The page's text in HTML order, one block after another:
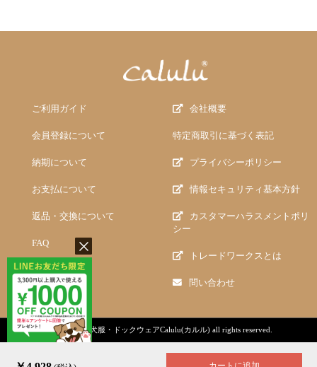
ご利用ガイド
会員登録について
納期について
お支払について
返品・交換について
FAQ
会社概要
特定商取引に基づく表記
プライバシーポリシー
情報セキュリティ基本方針
カスタマーハラスメントポリ
シー
トレードワークスとは
問い合わせ
copyright (c)犬服・ドックウェアCalulu(カルル) all rights reserved.